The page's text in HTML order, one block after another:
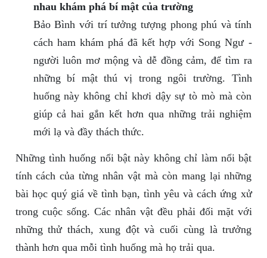
nhau khám phá bí mật của trường
Bảo Bình với trí tưởng tượng phong phú và tính
cách ham khám phá đã kết hợp với Song Ngư -
người luôn mơ mộng và dễ đồng cảm, để tìm ra
những bí mật thú vị trong ngôi trường. Tình
huống này không chỉ khơi dậy sự tò mò mà còn
giúp cả hai gắn kết hơn qua những trải nghiệm
mới lạ và đầy thách thức.
Những tình huống nổi bật này không chỉ làm nổi bật
tính cách của từng nhân vật mà còn mang lại những
bài học quý giá về tình bạn, tình yêu và cách ứng xử
trong cuộc sống. Các nhân vật đều phải đối mặt với
những thử thách, xung đột và cuối cùng là trưởng
thành hơn qua mỗi tình huống mà họ trải qua.